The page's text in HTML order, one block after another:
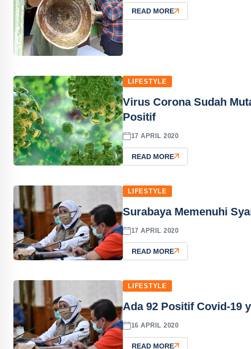
READ MORE
LIFESTYLE
Virus Corona Sudah
Positif
17 APRIL 2020
READ MORE
LIFESTYLE
Surabaya Memenuhi
17 APRIL 2020
READ MORE
LIFESTYLE
Ada 92 Positif Covid-19
16 APRIL 2020
READ MORE